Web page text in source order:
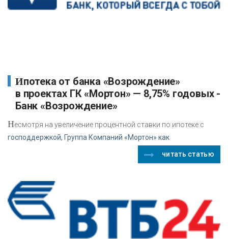
Ипотека от банка «Возрождение»
в проектах ГК «Мортон» — 8,75% годовых -
Банк «Возрождение»
Несмотря на увеличение процентной ставки по ипотеке с
господдержкой, Группа Компаний «Мортон» как
читать статью